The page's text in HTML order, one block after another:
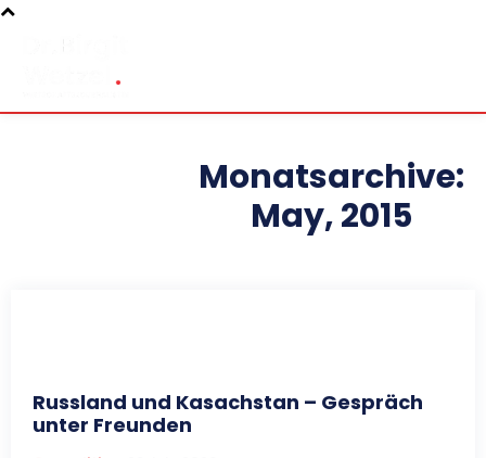
Monatsarchive:
May, 2015
Russland und Kasachstan – Gespräch
unter Freunden